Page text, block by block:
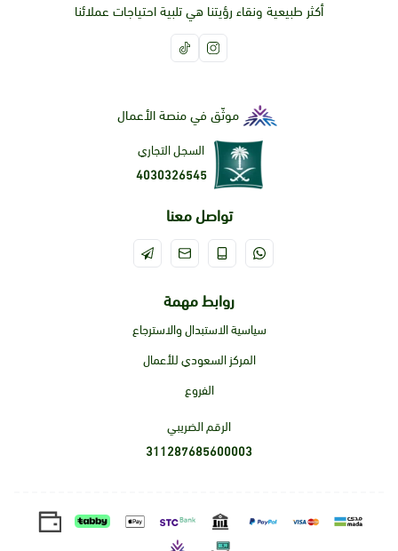
أكثر طبيعية ونقاء رؤيتنا هي تلبية احتياجات عملائنا
موثّق في منصة الأعمال
السجل التجاري
4030326545
تواصل معنا
روابط مهمة
سياسية الاستبدال والاسترجاع
المركز السعودي للأعمال
الفروع
الرقم الضريبي
311287685600003